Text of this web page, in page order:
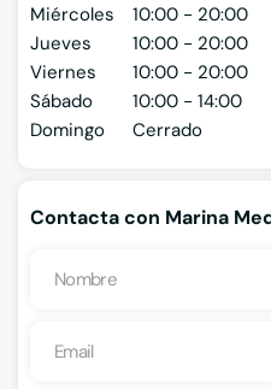
Miércoles
10:00 - 20:00
Jueves
10:00 - 20:00
Viernes
10:00 - 20:00
Sábado
10:00 - 14:00
Domingo
Cerrado
Contacta con Marina